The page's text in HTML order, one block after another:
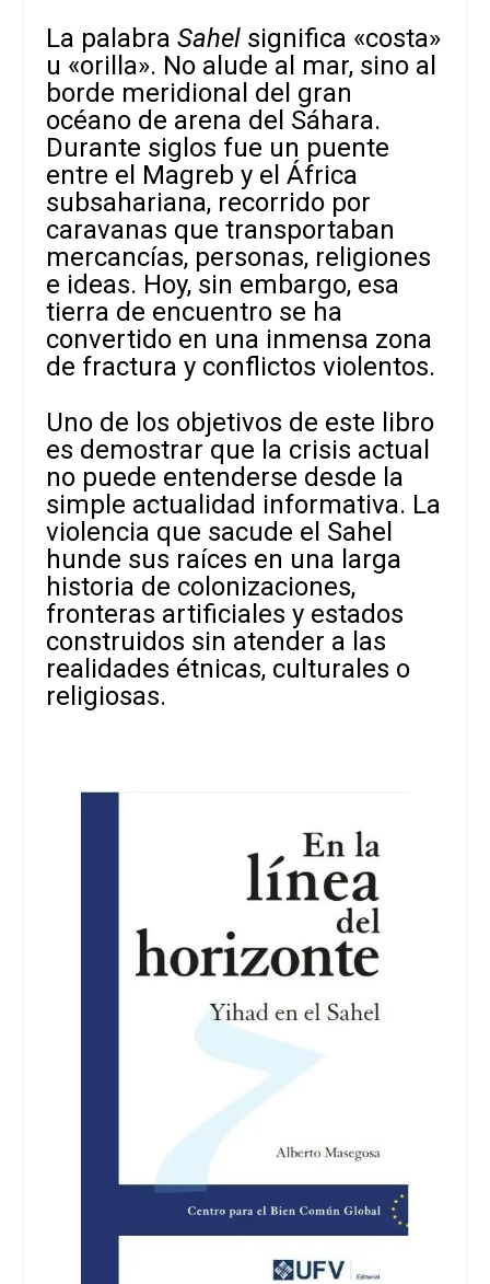
La palabraSahel significa «costa»
u «orilla». No alude al mar, sino al
borde meridional del gran
océano de arena del Sáhara.
Durante siglos fue un puente
entre el Magreb y el África
subsahariana, recorrido por
caravanas que transportaban
mercancías, personas, religiones
e ideas. Hoy, sin embargo, esa
tierra de encuentro se ha
convertido en una inmensa zona
de fractura y conflictos violentos.
Uno de los objetivos de este libro
es demostrar que la crisis actual
no puede entenderse desde la
simple actualidad informativa. La
violencia que sacude el Sahel
hunde sus raíces en una larga
historia de colonizaciones,
fronteras artificiales y estados
construidos sin atender a las
realidades étnicas, culturales o
religiosas.